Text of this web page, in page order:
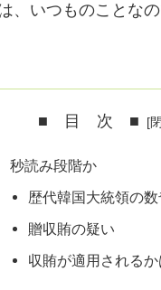
、いつものことな
■ 目 次 ■
秒読み段階か
歴代韓国大統領の
贈収賄の疑い
収賄が適用される